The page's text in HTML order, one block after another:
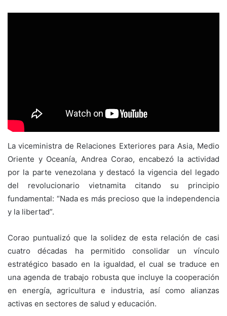
La viceministra de Relaciones Exteriores para Asia, Medio
Oriente y Oceanía, Andrea Corao, encabezó la actividad
por la parte venezolana y destacó la vigencia del legado
del revolucionario vietnamita citando su principio
fundamental: “Nada es más precioso que la independencia
y la libertad”.
Corao puntualizó que la solidez de esta relación de casi
cuatro décadas ha permitido consolidar un vínculo
estratégico basado en la igualdad, el cual se traduce en
una agenda de trabajo robusta que incluye la cooperación
en energía, agricultura e industria, así como alianzas
activas en sectores de salud y educación.